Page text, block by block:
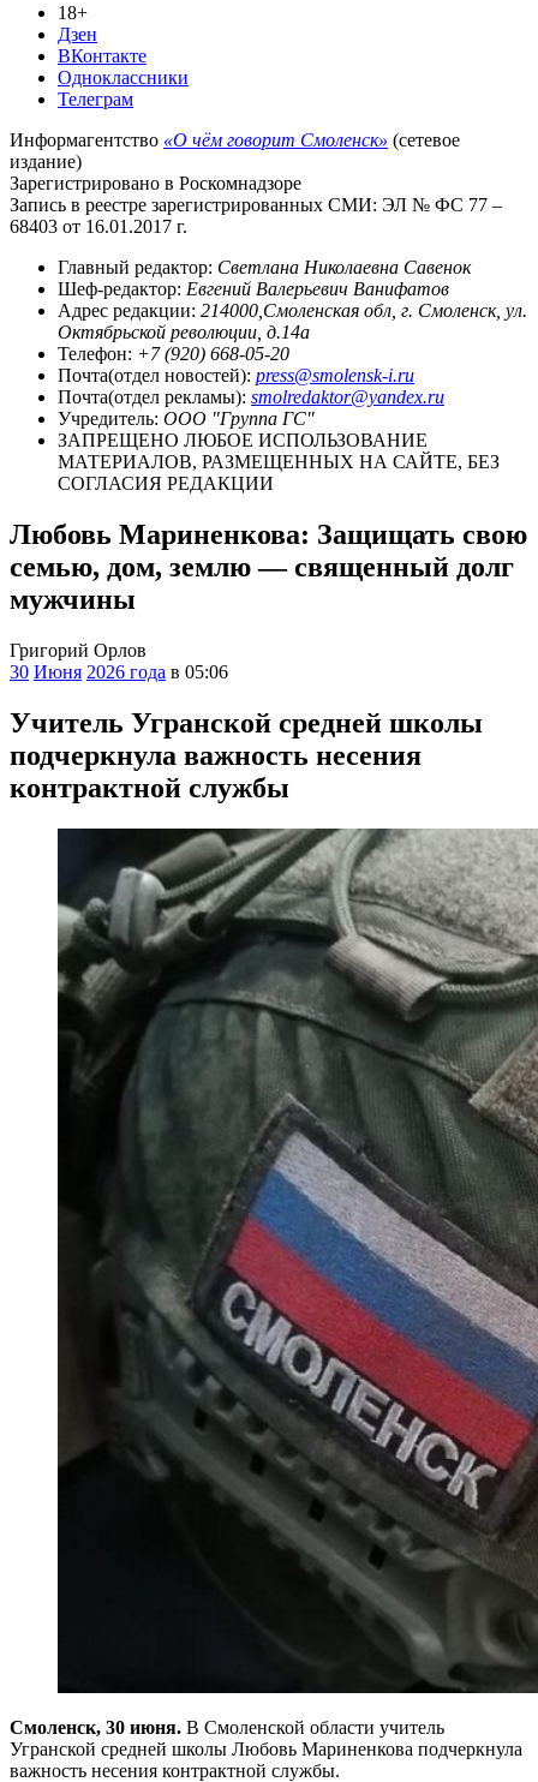
18+
Дзен
ВКонтакте
Одноклассники
Телеграм
Информагентство «О чём говорит Смоленск» (сетевое
издание)
Зарегистрировано в Роскомнадзоре
Запись в реестре зарегистрированных СМИ: ЭЛ № ФС 77 –
68403 от 16.01.2017 г.
Главный редактор: Светлана Николаевна Савенок
Шеф-редактор: Евгений Валерьевич Ванифатов
Адрес редакции: 214000,Смоленская обл, г. Смоленск, ул.
Октябрьской революции, д.14а
Телефон: +7 (920) 668-05-20
Почта(отдел новостей): press@smolensk-i.ru
Почта(отдел рекламы): smolredaktor@yandex.ru
Учредитель: ООО "Группа ГС"
ЗАПРЕЩЕНО ЛЮБОЕ ИСПОЛЬЗОВАНИЕ
МАТЕРИАЛОВ, РАЗМЕЩЕННЫХ НА САЙТЕ, БЕЗ
СОГЛАСИЯ РЕДАКЦИИ
Любовь Мариненкова: Защищать свою
семью, дом, землю — священный долг
мужчины
Григорий Орлов
30 Июня 2026 года в 05:06
Учитель Угранской средней школы
подчеркнула важность несения
контрактной службы
Смоленск, 30 июня. В Смоленской области учитель
Угранской средней школы Любовь Мариненкова подчеркнула
важность несения контрактной службы.